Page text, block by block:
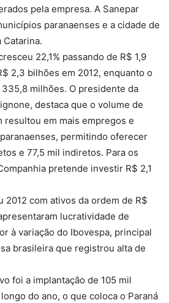
pela empresa. A Sanepar
paranaenses e a cidade de
Catarina.
22,1% passando de R$ 1,9
2,3 bilhões em 2012, enquanto o
milhões. O presidente da
destaca que o volume de
resultou em mais empregos e
permitindo oferecer
e 77,5 mil indiretos. Para os
pretende investir R$ 2,1
2012 com ativos da ordem de R$
lucratividade de
à variação do Ibovespa, principal
brasileira que registrou alta de
foi a implantação de 105 mil
do ano, o que coloca o Paraná